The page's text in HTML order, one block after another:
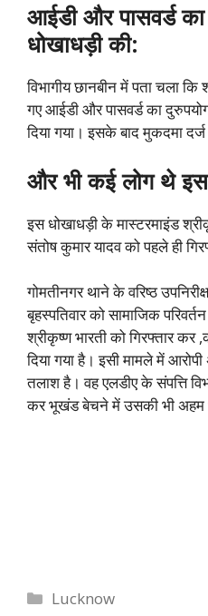
आईडी और पासवर्ड
धोखाधड़ी की:
विभागीय छानबीन में पता चला कि
गए आईडी और पासवर्ड का
दिया गया। इसके बाद मुकदमा दर्ज
और भी कई लोग थे इस
इस धोखाधड़ी के मास्टरमाइंड
संतोष कुमार यादव को पहले ही
गोमतीनगर थाने के वरिष्ठ
बृहस्पतिवार को सामाजिक
श्रीकृष्ण भारती को गिरफ्तार
दिया गया है। इसी मामले में
तलाश है। वह एलडीए के संपत्ति
कर भूखंड बेचने में उसकी भी अहम
Categories
Lucknow